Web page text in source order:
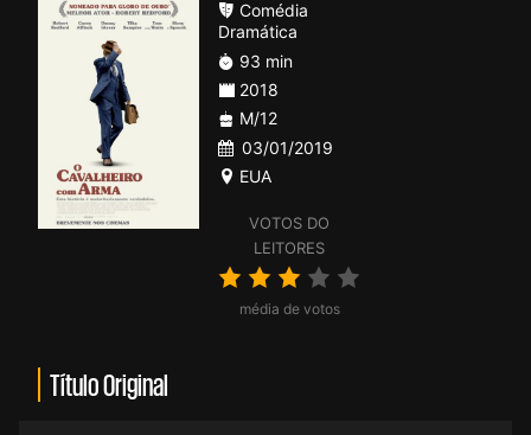
VOTOS DO
LEITORES
média de votos
Comédia
Dramática
93 min
2018
M/12
03/01/2019
EUA
Título Original